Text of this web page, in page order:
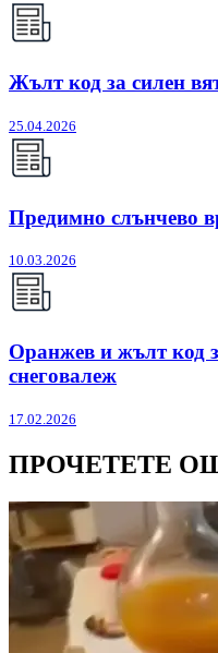
Жълт код за силен
25.04.2026
Предимно слънчево
10.03.2026
Оранжев и жълт код
снеговалеж
17.02.2026
ПРОЧЕТЕТЕ